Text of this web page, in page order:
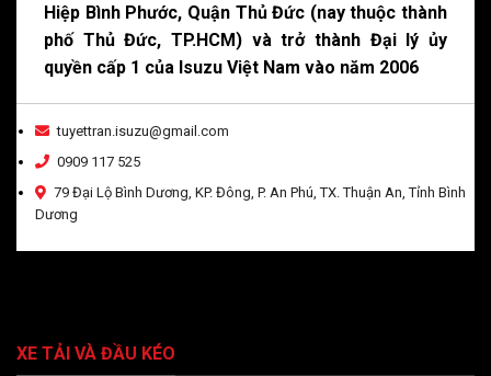
Hiệp Bình Phước, Quận Thủ Đức (nay thuộc thành
phố Thủ Đức, TP.HCM) và trở thành Đại lý ủy
quyền cấp 1 của Isuzu Việt Nam vào năm 2006
tuyettran.isuzu@gmail.com
0909 117 525
79 Đại Lộ Bình Dương, KP. Đông, P. An Phú, TX. Thuận An, Tỉnh Bình
Dương
XE TẢI VÀ ĐẦU KÉO